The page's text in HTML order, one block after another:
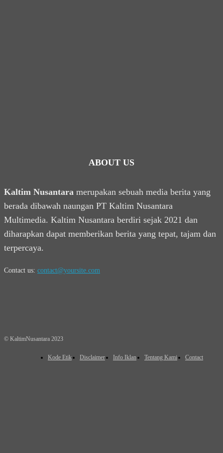
ABOUT US
Kaltim Nusantara merupakan sebuah media berita yang
berada dibawah naungan PT Kaltim Nusantara
Multimedia. Kaltim Nusantara berdiri sejak 2021 dan
diharapkan dapat memberikan berita yang tepat, tajam dan
terpercaya.
Contact us: contact@yoursite.com
© KaltimNusantara 2023
Kode Etik Disclaimer Info Iklan Tentang Kami Contact